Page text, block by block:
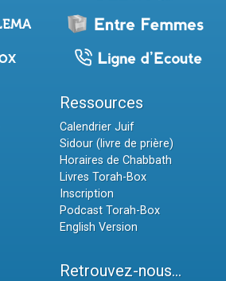
Ressources
Calendrier Juif
Sidour (livre de prière)
Horaires de Chabbath
Livres Torah-Box
Inscription
Podcast Torah-Box
English Version
Retrouvez-nous...